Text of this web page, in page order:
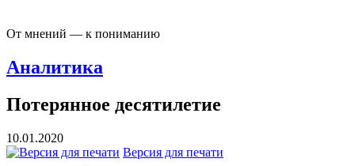
От мнений — к пониманию
Аналитика
Потерянное десятилетие
10.01.2020
Версия для печати